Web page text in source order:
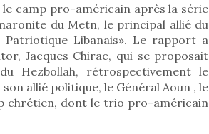
camp pro-américain après la série
du Metn, le principal allié du
Patriotique Libanais». Le rapport a
Jacques Chirac, qui se proposait
Hezbollah, rétrospectivement le
allié politique, le Général Aoun , le
chrétien, dont le trio pro-américain